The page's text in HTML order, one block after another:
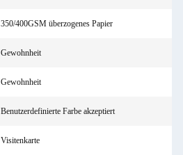
350/400GSM überzogenes Papier
Gewohnheit
Gewohnheit
Benutzerdefinierte Farbe akzeptiert
Visitenkarte